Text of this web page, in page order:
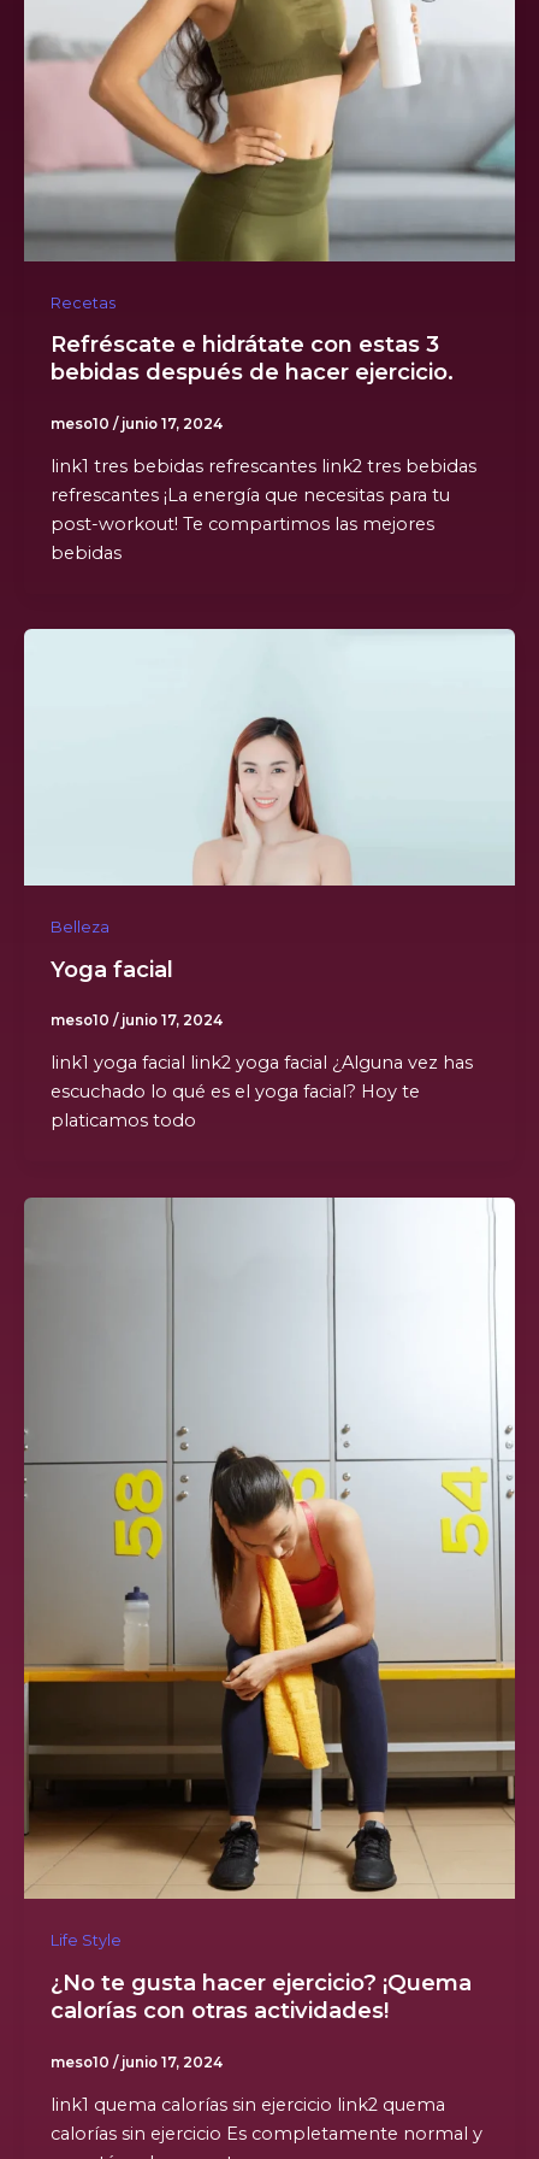
Recetas
Refréscate e hidrátate con estas 3
bebidas después de hacer ejercicio.
meso10 / junio 17, 2024
link1 tres bebidas refrescantes link2 tres bebidas
refrescantes ¡La energía que necesitas para tu
post-workout! Te compartimos las mejores
bebidas
Belleza
Yoga facial
meso10 / junio 17, 2024
link1 yoga facial link2 yoga facial ¿Alguna vez has
escuchado lo qué es el yoga facial? Hoy te
platicamos todo
Life Style
¿No te gusta hacer ejercicio? ¡Quema
calorías con otras actividades!
meso10 / junio 17, 2024
link1 quema calorías sin ejercicio link2 quema
calorías sin ejercicio Es completamente normal y